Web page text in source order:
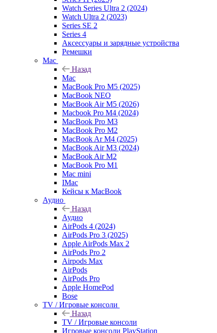
Watch Series Ultra 2 (2024)
Watch Ultra 2 (2023)
Series SE 2
Series 4
Аксессуары и зарядные устройства
Ремешки
Mac
Назад
Mac
MacBook Pro M5 (2025)
MacBook NEO
MacBook Air M5 (2026)
Macbook Pro M4 (2024)
MacBook Pro M3
MacBook Pro M2
MacBook Ar M4 (2025)
MacBook Air M3 (2024)
MacBook Air M2
MacBook Pro M1
Mac mini
IMac
Кейсы к MacBook
Аудио
Назад
Аудио
AirPods 4 (2024)
AirPods Pro 3 (2025)
Apple AirPods Max 2
AirPods Pro 2
Airpods Max
AirPods
AirPods Pro
Apple HomePod
Bose
TV / Игровые консоли
Назад
TV / Игровые консоли
Игровые консоли PlayStation